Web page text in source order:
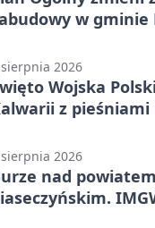
w gminie
2026
Wojska
z pieśniami
2026
nad powiatem